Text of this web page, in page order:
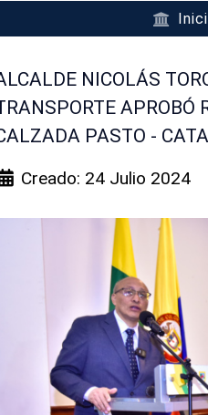
NICOLÁS
APROBÓ
PASTO -
Creado: 24 Julio 2024